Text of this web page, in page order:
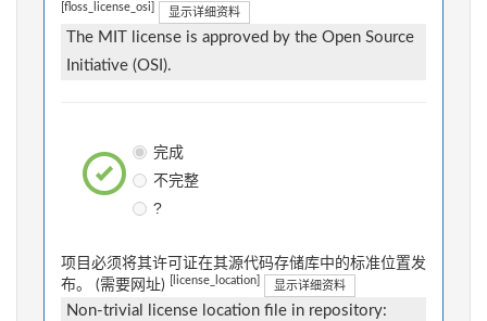
[floss_license_osi] 显示详细资料
The MIT license is approved by the Open Source
Initiative (OSI).
完成
不完整
?
项目必须将其许可证在其源代码存储库中的标准位置发
布。 (需要网址)
[license_location] 显示详细资料
Non-trivial license location file in repository: